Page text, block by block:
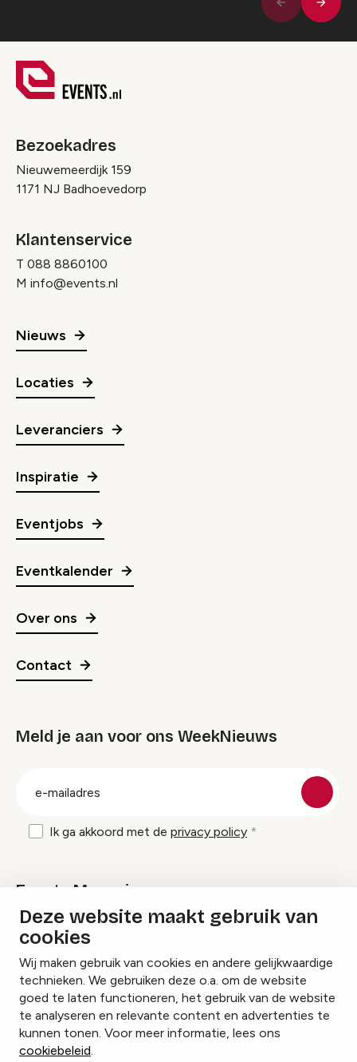
Deze website maakt gebruik van
cookies
Wij maken gebruik van cookies en andere gelijkwaardige
technieken. We gebruiken deze o.a. om de website
goed te laten functioneren, het gebruik van de website
te analyseren en relevante content en advertenties te
kunnen tonen. Voor meer informatie, lees ons
cookiebeleid.
Vorige
Bezoekadres
Nieuwemeerdijk 159
1171 NJ Badhoevedorp
Klantenservice
T 088 8860100
M info@events.nl
Nieuws
Locaties
Leveranciers
Inspiratie
Eventjobs
Eventkalender
Over ons
Contact
Meld je aan voor ons WeekNieuws
Ik ga akkoord met de privacy policy
Events Magazine
Ik ontvang graag Events Magazine
InstagramFacebookLinkedIn